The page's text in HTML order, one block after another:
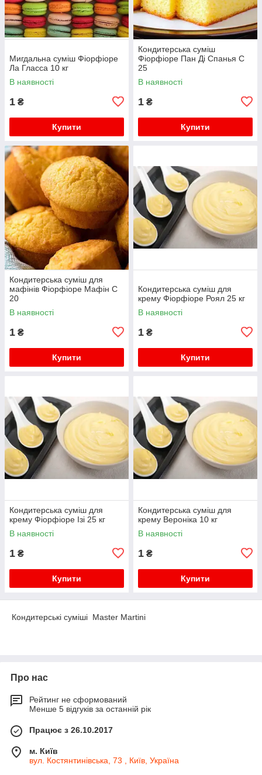
Мигдальна суміш Фіорфіоре
Ла Гласса 10 кг
В наявності
1 ₴
Купити
Кондитерська суміш
Фіорфіоре Пан Ді Спанья С
25
В наявності
1 ₴
Купити
Кондитерська суміш для
мафінів Фіорфіоре Мафін С
20
В наявності
1 ₴
Купити
Кондитерська суміш для
крему Фіорфіоре Роял 25 кг
В наявності
1 ₴
Купити
Кондитерська суміш для
крему Фіорфіоре Ізі 25 кг
В наявності
1 ₴
Купити
Кондитерська суміш для
крему Вероніка 10 кг
В наявності
1 ₴
Купити
Кондитерські суміші Master Martini
Про нас
Рейтинг не сформований
Менше 5 відгуків за останній рік
Працює з 26.10.2017
м. Київ
вул. Костянтинівська, 73 , Київ, Україна